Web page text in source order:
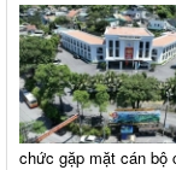
chức gặp mặt cán bộ